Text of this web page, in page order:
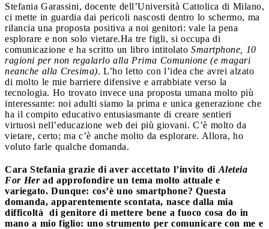
Stefania Garassini, docente dell’Università Cattolica di Milano,
ci mette in guardia dai pericoli nascosti dentro lo schermo, ma
rilancia una proposta positiva a noi genitori: vale la pena
esplorare e non solo vietare.Ha tre figli, si occupa di
comunicazione e ha scritto un libro intitolato Smartphone, 10
ragioni per non regalarlo alla Prima Comunione (e magari
neanche alla Cresima). L’ho letto con l’idea che avrei alzato
di molto le mie barriere difensive e arrabbiate verso la
tecnologia. Ho trovato invece una proposta umana molto più
interessante: noi adulti siamo la prima e unica generazione che
ha il compito educativo entusiasmante di creare sentieri
virtuosi nell’educazione web dei più giovani. C’è molto da
vietare, certo; ma c’è anche molto da esplorare. Allora, ho
voluto farle qualche domanda.
Cara Stefania grazie di aver accettato l’invito di Aleteia
For Herad approfondire un tema molto attuale e
variegato. Dunque: cos’è uno smartphone? Questa
domanda, apparentemente scontata, nasce dalla mia
difficoltà di genitore di mettere bene a fuoco cosa do in
mano a mio figlio: uno strumento per comunicare con me e